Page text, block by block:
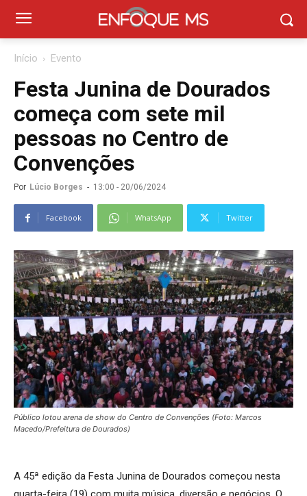
Início Evento
Festa Junina de Dourados
começa com sete mil
pessoas no Centro de
Convenções
Por Lúcio Borges - 13:00 - 20/06/2024
Facebook WhatsApp Twitter
Público lotou arena de show do Centro de Convenções (Foto: Marcos
Macedo/Prefeitura de Dourados)
A 45ª edição da Festa Junina de Dourados começou nesta